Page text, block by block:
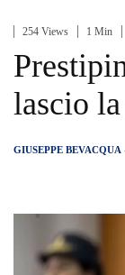
254 Views 1 Min
lascio
GIUSEPPE BEVACQUA